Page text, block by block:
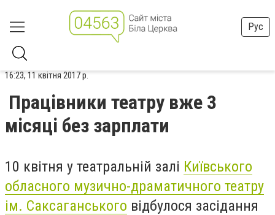
Рус
16:23, 11 квітня 2017 р.
Працівники театру вже 3
місяці без зарплати
10 квітня у театральній залі Київського
обласного музично-драматичного театру
ім. Саксаганського відбулося засідання